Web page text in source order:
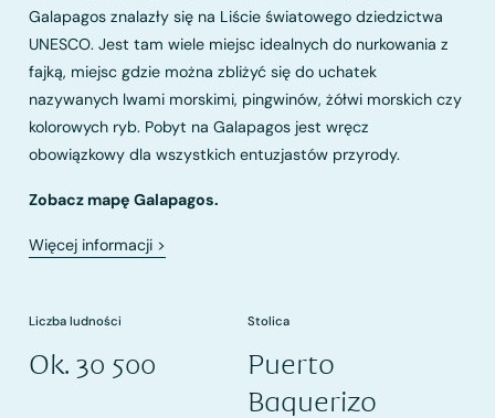
Galapagos znalazły się na Liście światowego dziedzictwa
UNESCO. Jest tam wiele miejsc idealnych do nurkowania z
fajką, miejsc gdzie można zbliżyć się do uchatek
nazywanych lwami morskimi, pingwinów, żółwi morskich czy
kolorowych ryb. Pobyt na Galapagos jest wręcz
obowiązkowy dla wszystkich entuzjastów przyrody.
Zobacz mapę Galapagos.
Więcej informacji >
Liczba ludności
Ok. 30 500
Stolica
Puerto
Baquerizo